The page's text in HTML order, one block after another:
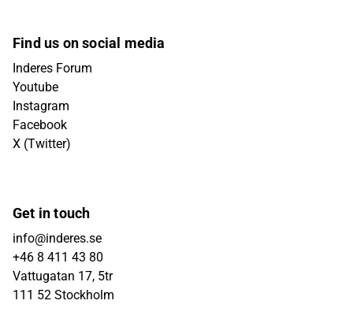
Find us on social media
Inderes Forum
Youtube
Instagram
Facebook
X (Twitter)
Get in touch
info@inderes.se
+46 8 411 43 80
Vattugatan 17, 5tr
111 52 Stockholm